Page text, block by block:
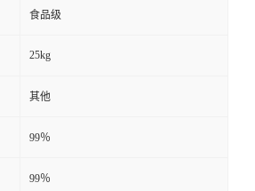
食品级
25kg
其他
99％
99％